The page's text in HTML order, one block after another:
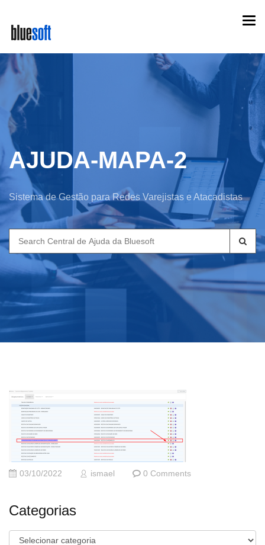
main
content
AJUDA-MAPA-2
Sistema de Gestão para Redes Varejistas e Atacadistas
Search
for:
03/10/2022 ismael 0 Comments
Categorias
Categorias